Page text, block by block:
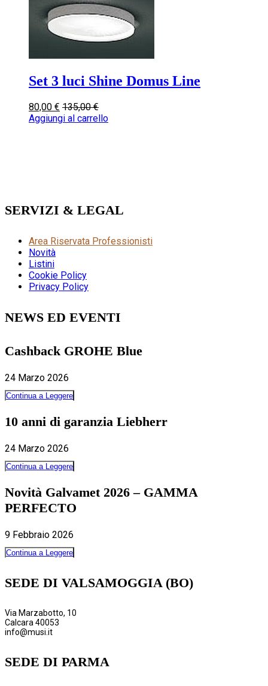
Set 3 luci Shine Domus Line
80,00 € 135,00€
Aggiungi al carrello
SERVIZI & LEGAL
Area Riservata Professionisti
Novità
Listini
Cookie Policy
Privacy Policy
NEWS ED EVENTI
Cashback GROHE Blue
24 Marzo 2026
Continua a Leggere
10 anni di garanzia Liebherr
24 Marzo 2026
Continua a Leggere
Novità Galvamet 2026 – GAMMA
PERFECTO
9 Febbraio 2026
Continua a Leggere
SEDE DI VALSAMOGGIA (BO)
Via Marzabotto, 10
Calcara 40053
info@musi.it
SEDE DI PARMA